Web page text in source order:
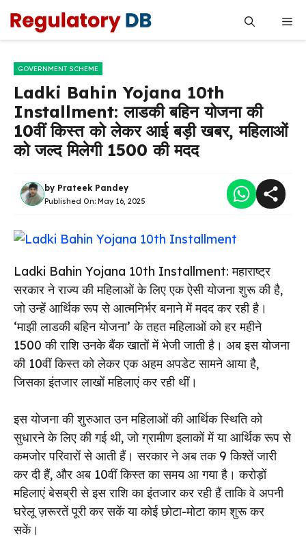
Skip
to
GOVERNMENT SCHEME
Ladki Bahin Yojana 10th
Installment: लाडकी बहिन योजना की
10वीं किस्त को लेकर आई बड़ी खबर, महिलाओं
को जल्द मिलेगी ₹1500 की मदद
by Prateek Pandey
Published On: May 16, 2025
Ladki Bahin Yojana 10th Installment: महाराष्ट्र
सरकार ने राज्य की महिलाओं के लिए एक ऐसी योजना शुरू की है,
जो उन्हें आर्थिक रूप से आत्मनिर्भर बनाने में मदद कर रही है।
‘माझी लाडकी बहिन योजना’ के तहत महिलाओं को हर महीने
₹1500 की राशि उनके बैंक खातों में भेजी जाती है। अब इस योजना
की 10वीं किस्त को लेकर एक अहम अपडेट सामने आया है,
जिसका इंतजार लाखों महिलाएं कर रही थीं।
इस योजना की शुरुआत उन महिलाओं की आर्थिक स्थिति को
सुधारने के लिए की गई थी, जो ग्रामीण इलाकों में या आर्थिक रूप से
कमजोर परिवारों से आती हैं। सरकार ने अब तक 9 किश्तें जारी
कर दी हैं, और अब 10वीं किस्त का समय आ गया है। करोड़ों
महिलाएं बेसब्री से इस राशि का इंतजार कर रही हैं ताकि वे अपनी
घरेलू ज़रूरतें पूरी कर सकें या कोई छोटा-मोटा काम शुरू कर
सकें।